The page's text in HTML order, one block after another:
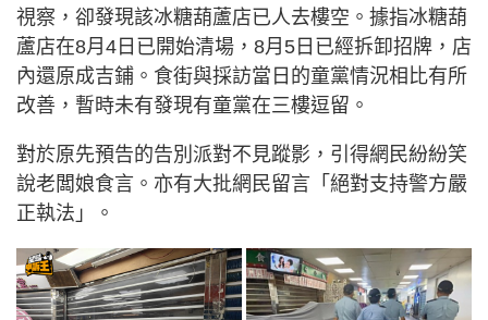
視察，卻發現該冰糖葫蘆店已人去樓空。據指冰糖葫
蘆店在8月4日已開始清場，8月5日已經拆卸招牌，店
內還原成吉鋪。食街與採訪當日的童黨情況相比有所
改善，暫時未有發現有童黨在三樓逗留。
對於原先預告的告別派對不見蹤影，引得網民紛紛笑
說老闆娘食言。亦有大批網民留言「絕對支持警方嚴
正執法」。